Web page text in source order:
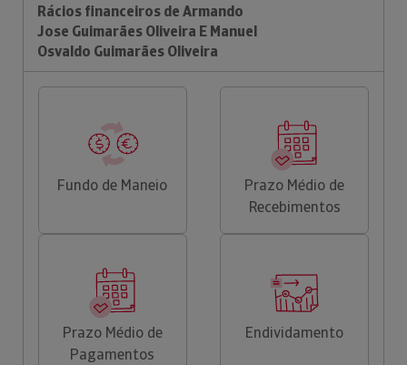
Rácios financeiros de Armando
Jose Guimarães Oliveira E Manuel
Osvaldo Guimarães Oliveira
Fundo de Maneio
Prazo Médio de
Recebimentos
Prazo Médio de
Pagamentos
Endividamento